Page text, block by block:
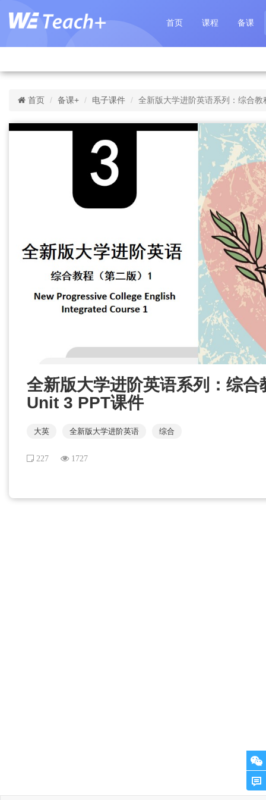
首页 课程 备课
首页 备课+ 电子课件 全新版大学进阶英语系列：综合
全新版大学进阶英语系列：综
Unit 3 PPT课件
大英 全新版大学进阶英语 综合
227 1727